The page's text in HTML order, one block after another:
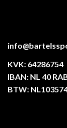
KVK: 64286754
IBAN: NL 40
BTW: